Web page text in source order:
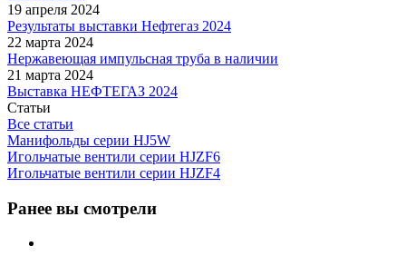
19 апреля 2024
Результаты выставки Нефтегаз 2024
22 марта 2024
Нержавеющая импульсная труба в наличии
21 марта 2024
Выставка НЕФТЕГАЗ 2024
Статьи
Все статьи
Манифольды серии HJ5W
Игольчатые вентили серии HJZF6
Игольчатые вентили серии HJZF4
Ранее вы смотрели